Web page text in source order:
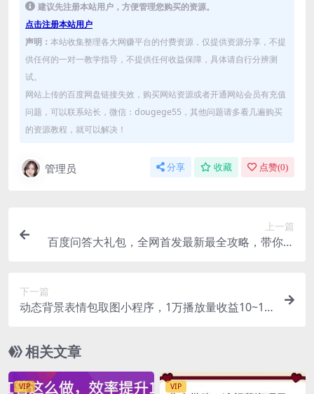
建议先注册本站用户，方便管理您购买的资源。
点击注册本站用户
声明： 本站收集整理各大网赚平台的付费资源，仅提供资源分享，不提
供任何的一对一教学指导，不提供任何收益保障，具体请自行分辨测
试。
网站上传的百度网盘链接失效，购买网站资源或者开通网站会员有充值
问题，可以联系站长，微信：dougege55，其他问题请多看几遍购买
的资源教程，就可以解决！
管理员 分享 收藏 点赞(0)
上一篇
百度问答大礼包，全网首发最新最全攻略，带你走
下一篇
动态背景表情包取图小程序，1万播放量收益10~15
相关文章
VIP VIP